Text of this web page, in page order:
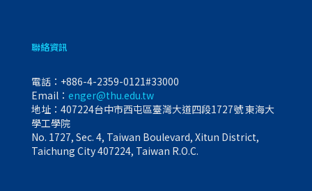
聯絡資訊
電話： +886-4-2359-0121#33000
Email： enger@thu.edu.tw
地址：407224台中市西屯區臺灣大道四段1727號 東海大
學工學院
No. 1727, Sec. 4, Taiwan Boulevard, Xitun District,
Taichung City 407224, Taiwan R.O.C.